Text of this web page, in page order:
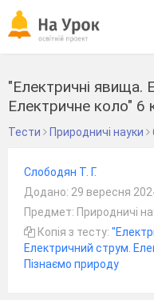
"Електричні явища.
Електричне коло" 6
Тести Природничі науки
Слободян Т. Г.
Додано: 29 вересня
Предмет: Природничі
Копія з тесту:
Електричний струм.
Пізнаємо природу